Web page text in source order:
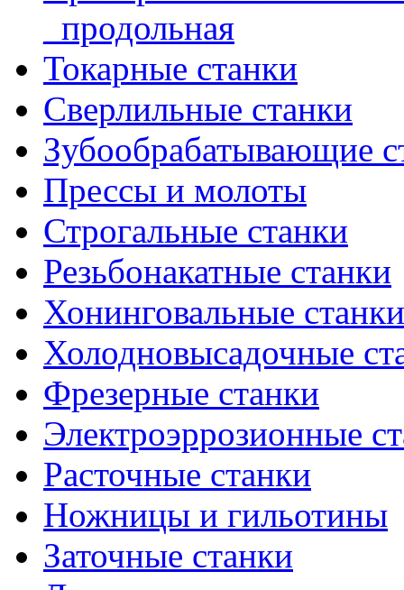
_продольная
Токарные станки
Сверлильные станки
Зубообрабатывающие
Прессы и молоты
Строгальные станки
Резьбонакатные станки
Хонинговальные станки
Холодновысадочные
Фрезерные станки
Электроэррозионные
Расточные станки
Ножницы и гильотины
Заточные станки